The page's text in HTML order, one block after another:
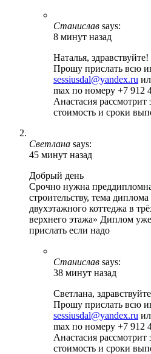
Станислав says:
8 минут назад
Наталья, здравствуйте!
Прошу прислать всю
sessiusdal@yandex.ru
max по номеру +7
Анастасия
стоимость и сроки
Светлана says:
45 минут назад
Добрый день
Срочно нужна
строительству, тема
двухэтажного коттеджа в
верхнего этажа» Диплом
прислать если надо
Станислав says:
38 минут назад
Светлана,
Прошу прислать всю
sessiusdal@yandex.ru
max по номеру +7
Анастасия
стоимость и сроки